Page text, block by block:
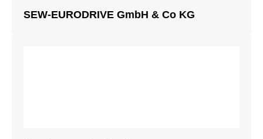
SEW-EURODRIVE GmbH & Co KG